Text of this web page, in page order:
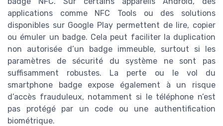
applications comme NFC Tools ou des solutions
disponibles sur Google Play permettent de lire, copier
ou émuler un badge. Cela peut faciliter la duplication
non autorisée d’un badge immeuble, surtout si les
paramètres de sécurité du système ne sont pas
suffisamment robustes. La perte ou le vol du
smartphone badge expose également à un risque
d’accès frauduleux, notamment si le téléphone n’est
pas protégé par un code ou une authentification
biométrique.